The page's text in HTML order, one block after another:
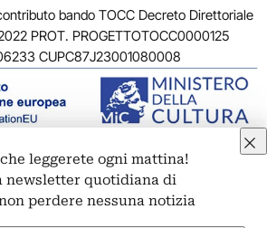
bando TOCC Decreto Direttoriale
PROT. PROGETTOTOCC0000125
CUPC87J23001080008
srl – Corso Vittorio Emanuele II, 287 –
della protezione dei dati personali
leggerete ogni mattina!
newsletter quotidiana di
perdere nessuna notizia